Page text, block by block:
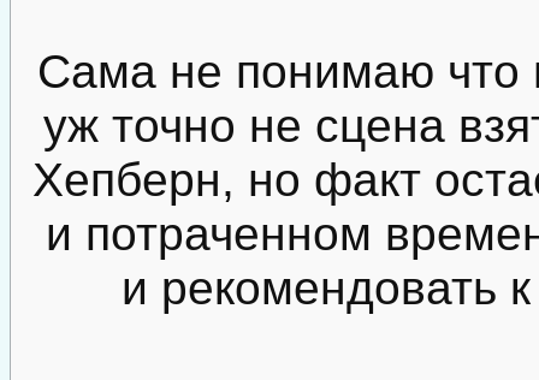
Сама не понимаю что
уж точно не сцена
Хепберн, но факт
и потраченном
и рекомендовать